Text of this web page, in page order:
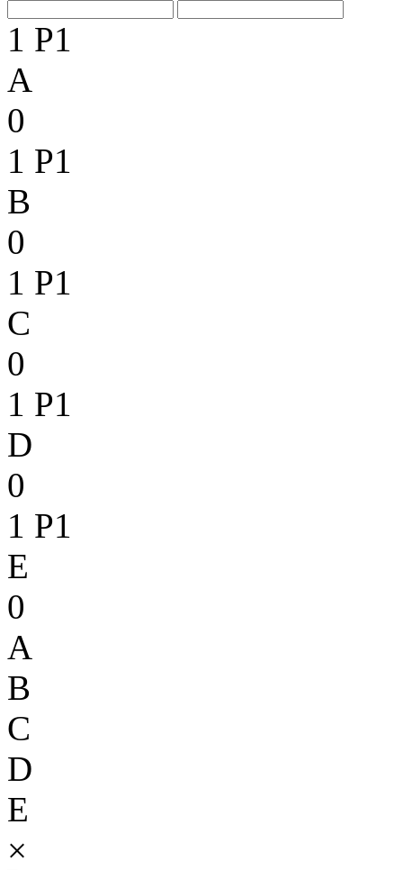
1 P1
A
0
1 P1
B
0
1 P1
C
0
1 P1
D
0
1 P1
E
0
A
B
C
D
E
×